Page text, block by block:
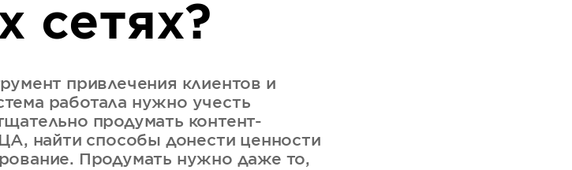
сетях?
привлечения клиентов и
работала нужно учесть
продумать контент-
найти способы донести ценности
Продумать нужно даже то,